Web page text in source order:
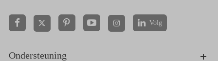
  Volg
Ondersteuning